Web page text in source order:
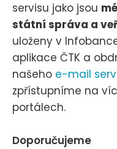
servisu jako jsou
státní správa a
uloženy v
aplikace ČTK a
našeho e-mail
zpřístupníme na
portálech.
Doporučujeme